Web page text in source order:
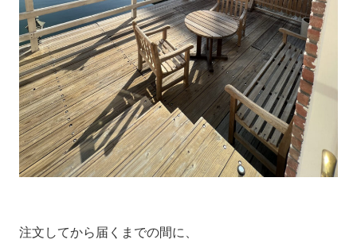
注文してから届くまでの間に、